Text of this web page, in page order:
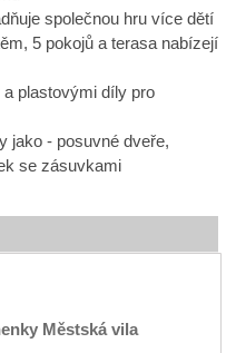
společnou hru více dětí
5 pokojů a terasa nabízejí
plastovými díly pro
jako - posuvné dveře,
se zásuvkami
Městská vila